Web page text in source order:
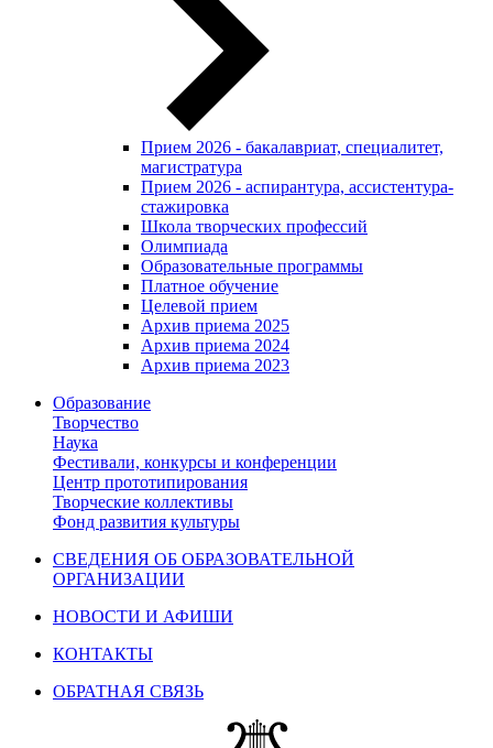
Прием 2026 - бакалавриат, специалитет,
магистратура
Прием 2026 - аспирантура, ассистентура-
стажировка
Школа творческих профессий
Олимпиада
Образовательные программы
Платное обучение
Целевой прием
Архив приема 2025
Архив приема 2024
Архив приема 2023
Образование
Творчество
Наука
Фестивали, конкурсы и конференции
Центр прототипирования
Творческие коллективы
Фонд развития культуры
СВЕДЕНИЯ ОБ ОБРАЗОВАТЕЛЬНОЙ
ОРГАНИЗАЦИИ
НОВОСТИ И АФИШИ
КОНТАКТЫ
ОБРАТНАЯ СВЯЗЬ